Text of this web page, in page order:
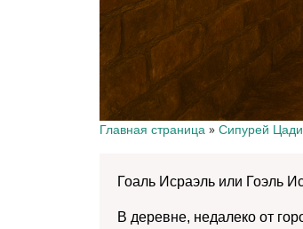
Главная страница » Сипурей
Гоаль Исраэль или Гоэль
В деревне, недалеко от